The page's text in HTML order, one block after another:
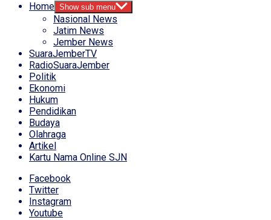
Home Show sub menu
Nasional News
Jatim News
Jember News
SuaraJemberTV
RadioSuaraJember
Politik
Ekonomi
Hukum
Pendidikan
Budaya
Olahraga
Artikel
Kartu Nama Online SJN
Facebook
Twitter
Instagram
Youtube